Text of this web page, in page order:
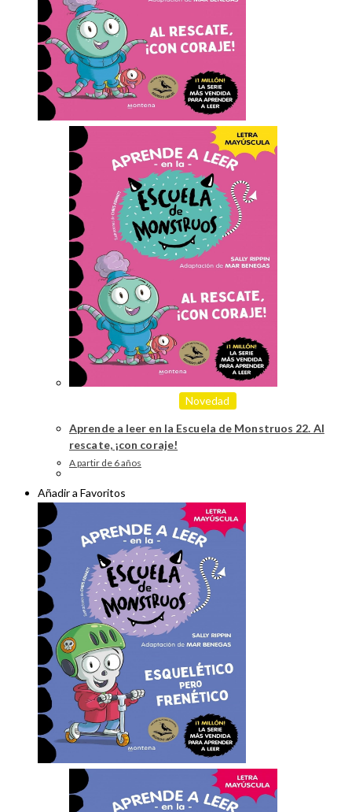
Novedad
Aprende a leer en la Escuela de Monstruos 22. Al
rescate, ¡con coraje!
A partir de 6 años
Añadir a Favoritos